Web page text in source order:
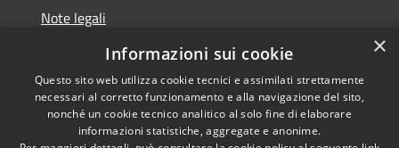
Note legali
Dichiarazione di accessibilità
Copyright © 2026 • Comune di
×
Informazioni sui cookie
Questo sito web utilizza cookie tecnici e assimilati strettamente
necessari al corretto funzionamento e alla navigazione del sito,
nonché un cookie tecnico analitico al solo fine di elaborare
informazioni statistiche, aggregate e anonime.